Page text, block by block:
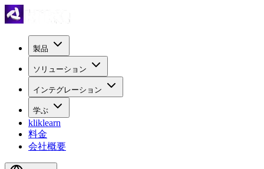
製品
ソリューション
インテグレーション
学ぶ
kliklearn
料金
会社概要